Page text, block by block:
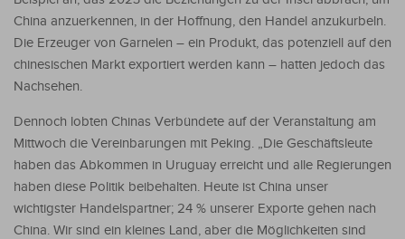
China anzuerkennen, in der Hoffnung, den Handel anzukurbeln.
Die Erzeuger von Garnelen – ein Produkt, das potenziell auf den
chinesischen Markt exportiert werden kann – hatten jedoch das
Nachsehen.
Dennoch lobten Chinas Verbündete auf der Veranstaltung am
Mittwoch die Vereinbarungen mit Peking. „Die Geschäftsleute
haben das Abkommen in Uruguay erreicht und alle Regierungen
haben diese Politik beibehalten. Heute ist China unser
wichtigster Handelspartner; 24 % unserer Exporte gehen nach
China. Wir sind ein kleines Land, aber die Möglichkeiten sind